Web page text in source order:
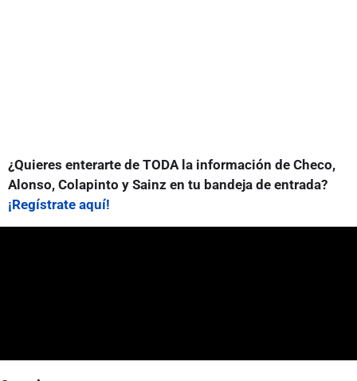
¿Quieres enterarte de TODA la información de Checo,
Alonso, Colapinto y Sainz en tu bandeja de entrada?
¡Regístrate aquí!